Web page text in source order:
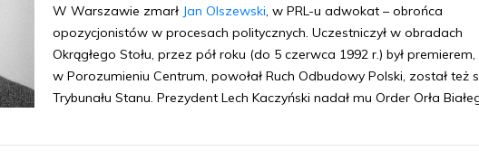
W Warszawie zmarł Jan Olszewski, w PRL-u adwokat – obrońca
opozycjonistów w procesach politycznych. Uczestniczył w obradach
Okrągłego Stołu, przez pół roku (do 5 czerwca 1992 r.) był premierem,
w Porozumieniu Centrum, powołał Ruch Odbudowy Polski, został też
Trybunału Stanu. Prezydent Lech Kaczyński nadał mu Order Orła